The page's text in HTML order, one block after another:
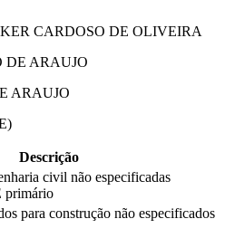
CARDOSO DE OLIVEIRA
DE ARAUJO
ARAUJO
Descrição
civil não especificadas
primário
para construção não especificados